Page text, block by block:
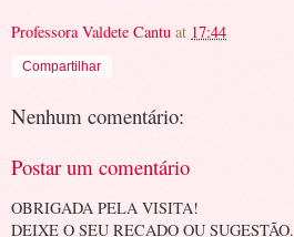
Professora Valdete Cantu at 17:44
Compartilhar
Nenhum comentário:
Postar um comentário
OBRIGADA PELA VISITA!
DEIXE O SEU RECADO OU SUGESTÃO.